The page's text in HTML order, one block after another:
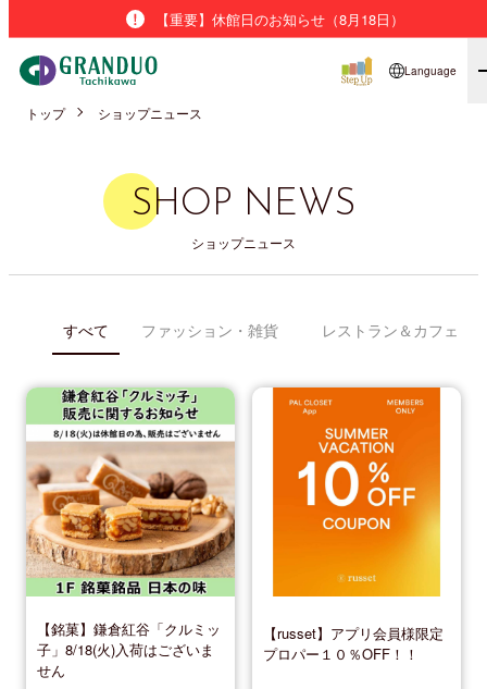
【重要】休館日のお知らせ（8月18日）
Language
トップ ショップニュース
SHOP NEWS
ショップニュース
すべて ファッション・雑貨 レストラン＆カフェ
【銘菓】鎌倉紅谷「クルミッ
子」8/18(火)入荷はございま
せん
【russet】アプリ会員様限定
プロパー１０％OFF！！